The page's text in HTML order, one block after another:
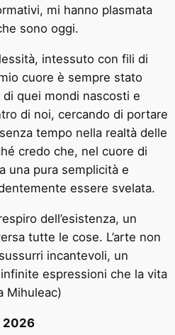
mi hanno plasmata
sono oggi.
intessuto con fili di
cuore è sempre stato
di quei mondi nascosti e
di noi, cercando di portare
tempo nella realtà delle
credo che, nel cuore di
una pura semplicità e
essere svelata.
dell’esistenza, un
tutte le cose. L’arte non
incantevoli, un
espressioni che la vita
Mihuleac)
2026